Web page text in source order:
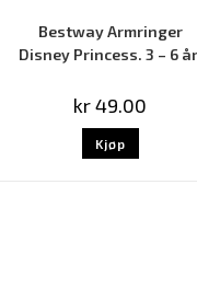
Bestway Armringer
Disney Princess. 3 – 6
kr49.00
Kjøp